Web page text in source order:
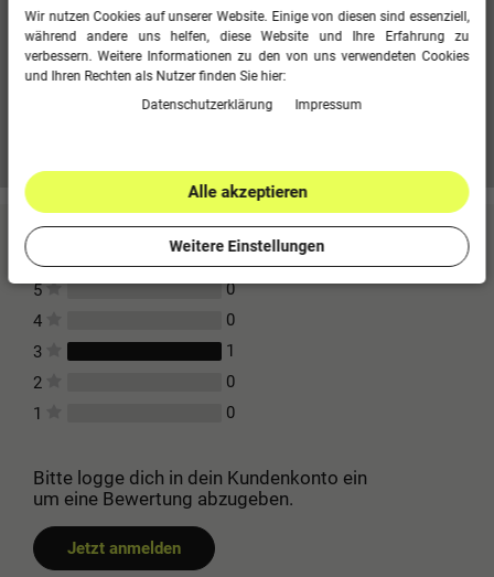
Polyester-Dobby
100 % Polyester, 1500 mm PU
Wattierung: 100 % Polyester, Innenfutter: 100 % Polyester
Kundenbewertungen
5
0
4
0
3
1
2
0
1
0
Bitte logge dich in dein Kundenkonto ein
um eine Bewertung abzugeben.
Jetzt anmelden
Wir nutzen Cookies auf unserer Website. Einige von diesen sind essenziell,
während andere uns helfen, diese Website und Ihre Erfahrung zu
verbessern. Weitere Informationen zu den von uns verwendeten Cookies
und Ihren Rechten als Nutzer finden Sie hier:
Daten­schutz­erklärung
Impressum
Alle akzeptieren
Weitere Einstellungen